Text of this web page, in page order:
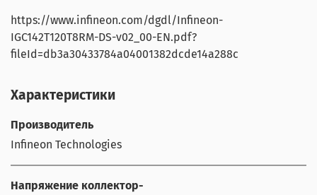
https://www.infineon.com/dgdl/Infineon-
IGC142T120T8RM-DS-v02_00-EN.pdf?
fileId=db3a30433784a04001382dcde14a288c
Характеристики
Производитель
Infineon Technologies
Напряжение коллектор-